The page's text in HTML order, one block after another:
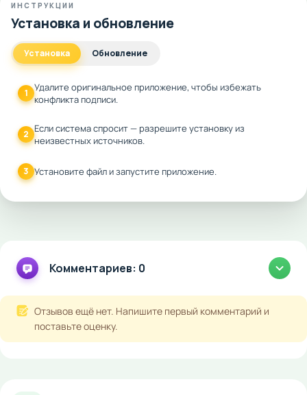
ИНСТРУКЦИИ
Установка и обновление
Установка Обновление
1 Удалите оригинальное приложение, чтобы избежать
конфликта подписи.
2 Если система спросит — разрешите установку из
неизвестных источников.
3 Установите файл и запустите приложение.
Комментариев: 0
Отзывов ещё нет. Напишите первый комментарий и
поставьте оценку.